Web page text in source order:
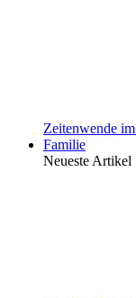
Zeitenwende
Familie
Neueste Artikel